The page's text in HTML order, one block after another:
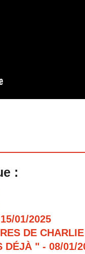
:
01/2025
DE
DÉJÀ " - 08/01/